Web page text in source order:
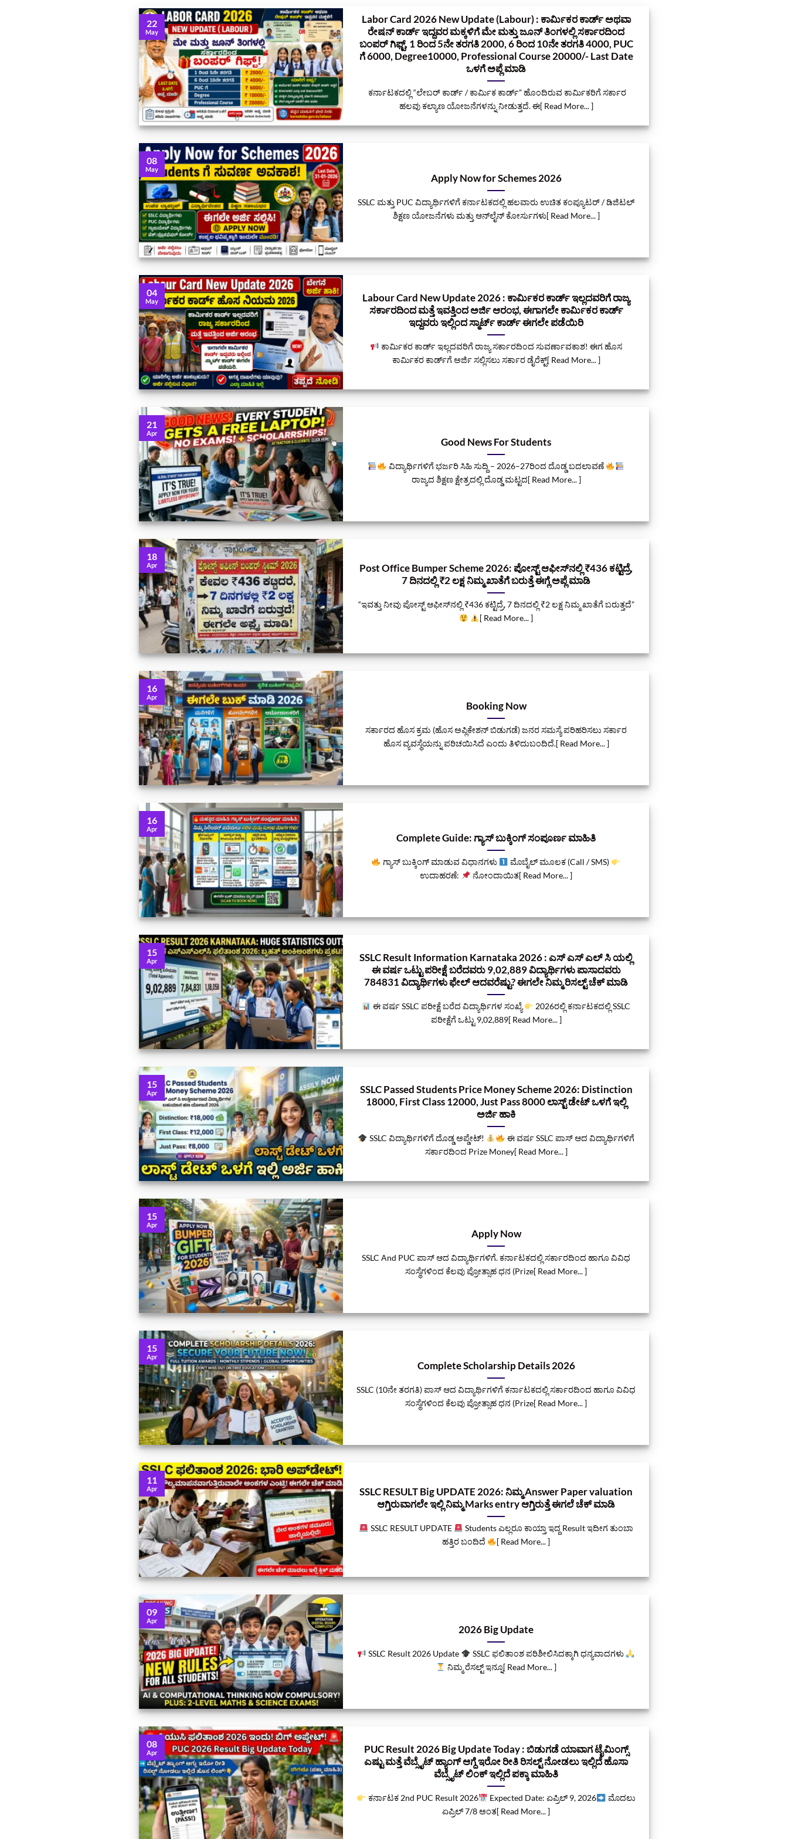
Labor Card‌ 2026 New Update (Labour) : ಕಾರ್ಮಿಕರ ಕಾರ್ಡ್‌ ಅಥವಾ
ರೇಷನ್‌ ಕಾರ್ಡ್‌ ಇದ್ದವರ ಮಕ್ಕಳಿಗೆ ಮೇ ಮತ್ತು ಜೂನ್ ತಿಂಗಳಲ್ಲಿ ಸರ್ಕಾರದಿಂದ
ಬಂಪರ್‌ ಗಿಫ್ಟ್, 1 ರಿಂದ 5ನೇ ತರಗತಿ 2000, 6 ರಿಂದ 10ನೇ ತರಗತಿ 4000, PUC
ಗೆ 6000, Degree10000, Professional Course 20000/- Last Date
ಒಳಗೆ ಅಪ್ಲೆ ಮಾಡಿ
‌ ಕರ್ನಾಟಕದಲ್ಲಿ “ಲೇಬರ್ ಕಾರ್ಡ್ / ಕಾರ್ಮಿಕ ಕಾರ್ಡ್” ಹೊಂದಿರುವ ಕಾರ್ಮಿಕರಿಗೆ ಸರ್ಕಾರ
ಹಲವು ಕಲ್ಯಾಣ ಯೋಜನೆಗಳನ್ನು ನೀಡುತ್ತದೆ. ಈ[ Read More... ]
22
May
Apply Now for Schemes 2026
SSLC ಮತ್ತು PUC ವಿದ್ಯಾರ್ಥಿಗಳಿಗೆ ಕರ್ನಾಟಕದಲ್ಲಿ ಹಲವಾರು ಉಚಿತ ಕಂಪ್ಯೂಟರ್ / ಡಿಜಿಟಲ್
ಶಿಕ್ಷಣ ಯೋಜನೆಗಳು ಮತ್ತು ಆನ್‌ಲೈನ್ ಕೋರ್ಸುಗಳು[ Read More... ]
08
May
Labour Card New Update 2026 : ಕಾರ್ಮಿಕರ ಕಾರ್ಡ್ ಇಲ್ಲದವರಿಗೆ ರಾಜ್ಯ
ಸರ್ಕಾರದಿಂದ ಮತ್ತೆ ಇವತ್ತಿಂದ ಅರ್ಜಿ ಆರಂಭ, ಈಗಾಗಲೇ ಕಾರ್ಮಿಕರ ಕಾರ್ಡ್‌
ಇದ್ದವರು ಇಲ್ಲಿಂದ ಸ್ಮಾರ್ಟ್‌ ಕಾರ್ಡ್‌ ಈಗಲೇ ಪಡೆಯಿರಿ
ಕಾರ್ಮಿಕರ ಕಾರ್ಡ್ ಇಲ್ಲದವರಿಗೆ ರಾಜ್ಯ ಸರ್ಕಾರದಿಂದ ಸುವರ್ಣಾವಕಾಶ! ಈಗ ಹೊಸ
ಕಾರ್ಮಿಕರ ಕಾರ್ಡ್‌ಗೆ ಅರ್ಜಿ ಸಲ್ಲಿಸಲು ಸರ್ಕಾರ ಡೈರೆಕ್ಟ್[ Read More... ]
04
May
Good News For Students
ವಿದ್ಯಾರ್ಥಿಗಳಿಗೆ ಭರ್ಜರಿ ಸಿಹಿ ಸುದ್ದಿ – 2026–27ರಿಂದ ದೊಡ್ಡ ಬದಲಾವಣೆ
ರಾಜ್ಯದ ಶಿಕ್ಷಣ ಕ್ಷೇತ್ರದಲ್ಲಿ ದೊಡ್ಡ ಮಟ್ಟದ[ Read More... ]
21
Apr
Post Office Bumper Scheme 2026: ಪೋಸ್ಟ್ ಆಫೀಸ್‌ನಲ್ಲಿ ₹436 ಕಟ್ಟಿದ್ರೆ,
7 ದಿನದಲ್ಲಿ ₹2 ಲಕ್ಷ ನಿಮ್ಮ ಖಾತೆಗೆ ಬರುತ್ತೆ ಈಗ್ಲೆ ಅಪ್ಲೆ ಮಾಡಿ
“ಇವತ್ತು ನೀವು ಪೋಸ್ಟ್ ಆಫೀಸ್‌ನಲ್ಲಿ ₹436 ಕಟ್ಟಿದ್ರೆ, 7 ದಿನದಲ್ಲಿ ₹2 ಲಕ್ಷ ನಿಮ್ಮ ಖಾತೆಗೆ ಬರುತ್ತದೆ”
[ Read More... ]
18
Apr
Booking Now
ಸರ್ಕಾರದ ಹೊಸ ಕ್ರಮ (ಹೊಸ ಅಪ್ಲಿಕೇಶನ್ ಬಿಡುಗಡೆ) ಜನರ ಸಮಸ್ಯೆ ಪರಿಹರಿಸಲು ಸರ್ಕಾರ
ಹೊಸ ವ್ಯವಸ್ಥೆಯನ್ನು ಪರಿಚಯಿಸಿದೆ ಎಂದು ತಿಳಿದುಬಂದಿದೆ.[ Read More... ]
16
Apr
Complete Guide: ಗ್ಯಾಸ್ ಬುಕ್ಕಿಂಗ್ ಸಂಪೂರ್ಣ ಮಾಹಿತಿ
ಗ್ಯಾಸ್ ಬುಕ್ಕಿಂಗ್ ಮಾಡುವ ವಿಧಾನಗಳು
ಮೊಬೈಲ್ ಮೂಲಕ (Call / SMS)
ಉದಾಹರಣೆ:
ನೋಂದಾಯಿತ[ Read More... ]
16
Apr
SSLC Result Information Karnataka 2026 : ಎಸ್‌ ಎಸ್‌ ಎಲ್‌ ಸಿ ಯಲ್ಲಿ
ಈ ವರ್ಷ ಒಟ್ಟು ಪರೀಕ್ಷೆ ಬರೆದವರು 9,02,889 ವಿದ್ಯಾರ್ಥಿಗಳು ಪಾಸಾದವರು
784831 ವಿದ್ಯಾರ್ಥಿಗಳು ಫೇಲ್‌ ಆದವರೆಷ್ಟು? ಈಗಲೇ ನಿಮ್ಮ ರಿಸಲ್ಟ್‌ ಚೆಕ್‌ ಮಾಡಿ
ಈ ವರ್ಷ SSLC ಪರೀಕ್ಷೆ ಬರೆದ ವಿದ್ಯಾರ್ಥಿಗಳ ಸಂಖ್ಯೆ
2026ರಲ್ಲಿ ಕರ್ನಾಟಕದಲ್ಲಿ SSLC
ಪರೀಕ್ಷೆಗೆ ಒಟ್ಟು 9,02,889[ Read More... ]
15
Apr
SSLC Passed Students Price Money Scheme 2026: Distinction
18000, First Class 12000, Just Pass 8000 ಲಾಸ್ಟ್‌ ಡೇಟ್‌ ಒಳಗೆ ಇಲ್ಲಿ
ಅರ್ಜಿ ಹಾಕಿ
SSLC ವಿದ್ಯಾರ್ಥಿಗಳಿಗೆ ದೊಡ್ಡ ಅಪ್ಡೇಟ್!
ಈ ವರ್ಷ SSLC ಪಾಸ್ ಆದ ವಿದ್ಯಾರ್ಥಿಗಳಿಗೆ
ಸರ್ಕಾರದಿಂದ Prize Money[ Read More... ]
15
Apr
Apply Now
SSLC And PUC ಪಾಸ್ ಆದ ವಿದ್ಯಾರ್ಥಿಗಳಿಗೆ. ಕರ್ನಾಟಕದಲ್ಲಿ ಸರ್ಕಾರದಿಂದ ಹಾಗೂ ವಿವಿಧ
ಸಂಸ್ಥೆಗಳಿಂದ ಕೆಲವು ಪ್ರೋತ್ಸಾಹ ಧನ (Prize[ Read More... ]
15
Apr
Complete Scholarship Details 2026
SSLC (10ನೇ ತರಗತಿ) ಪಾಸ್ ಆದ ವಿದ್ಯಾರ್ಥಿಗಳಿಗೆ ಕರ್ನಾಟಕದಲ್ಲಿ ಸರ್ಕಾರದಿಂದ ಹಾಗೂ ವಿವಿಧ
ಸಂಸ್ಥೆಗಳಿಂದ ಕೆಲವು ಪ್ರೋತ್ಸಾಹ ಧನ (Prize[ Read More... ]
15
Apr
SSLC RESULT Big UPDATE 2026: ನಿಮ್ಮ Answer Paper valuation
ಆಗ್ತಿರುವಾಗಲೇ ಇಲ್ಲಿ ನಿಮ್ಮ Marks entry ಆಗ್ತಿರುತ್ತೆ ಈಗಲೆ ಚೆಕ್‌ ಮಾಡಿ
SSLC RESULT UPDATE
Students ಎಲ್ಲರೂ ಕಾಯ್ತಾ ಇದ್ದ Result ಇದೀಗ ತುಂಬಾ
ಹತ್ತಿರ ಬಂದಿದೆ
[ Read More... ]
11
Apr
2026 Big Update
SSLC Result 2026 Update
SSLC ಫಲಿತಾಂಶ ಪರಿಶೀಲಿಸಿದಕ್ಕಾಗಿ ಧನ್ಯವಾದಗಳು
ನಿಮ್ಮ ರೆಸಲ್ಟ್‌ ಇನ್ನೂ[ Read More... ]
09
Apr
PUC Result 2026 Big Update Today : ಬಿಡುಗಡೆ ಯಾವಾಗ ಟೈಮಿಂಗ್ಸ್‌
ಎಷ್ಟು ಮತ್ತೆ ವೆಬ್ಸೈಟ್‌ ಹ್ಯಾಂಗ್‌ ಆಗ್ದೆ ಇರೋ ರೀತಿ ರಿಸಲ್ಟ್‌ ನೋಡಲು ಇಲ್ಲಿದೆ ಹೊಸಾ
ವೆಬ್ಸೈಟ್‌ ಲಿಂಕ್ ಇಲ್ಲಿದೆ ಪಕ್ಕಾ ಮಾಹಿತಿ
ಕರ್ನಾಟಕ 2nd PUC Result 2026 Expected Date: ಏಪ್ರಿಲ್ 9, 2026
ಮೊದಲು
ಏಪ್ರಿಲ್ 7/8 ಅಂತ[ Read More... ]
08
Apr